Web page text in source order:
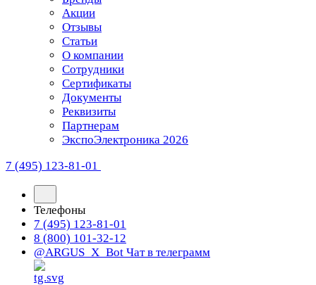
Акции
Отзывы
Статьи
О компании
Сотрудники
Сертификаты
Документы
Реквизиты
Партнерам
ЭкспоЭлектроника 2026
7 (495) 123-81-01
Телефоны
7 (495) 123-81-01
8 (800) 101-32-12
@ARGUS_X_Bot Чат в телеграмм